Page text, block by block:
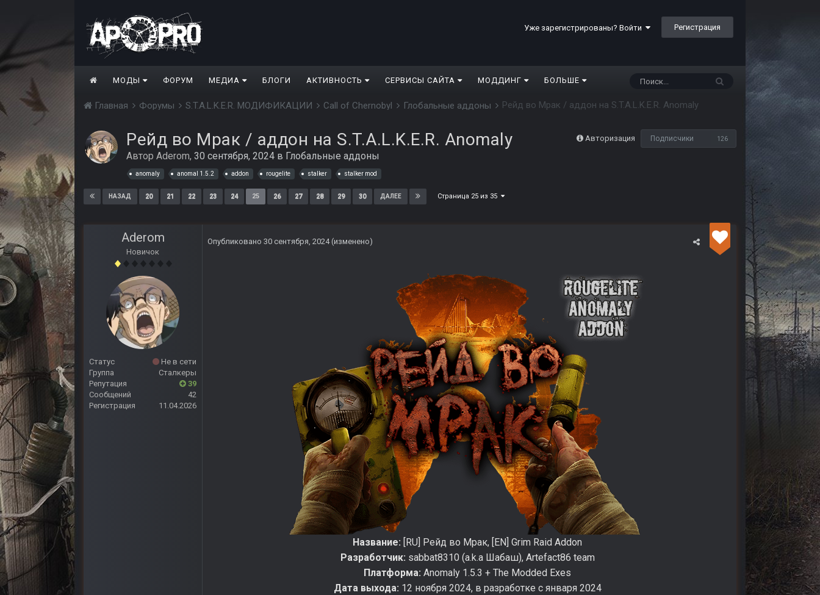
Уже зарегистрированы? Войти Регистрация
МОДЫ ФОРУМ МЕДИА БЛОГИ АКТИВНОСТЬ СЕРВИСЫ САЙТА МОДДИНГ БОЛЬШЕ
Главная Форумы S.T.A.L.K.E.R. МОДИФИКАЦИИ Call of Chernobyl Глобальные аддоны Рейд во Мрак / аддон на S.T.A.L.K.E.R. Anomaly
Авторизация Подписчики 126
Рейд во Мрак / аддон на S.T.A.L.K.E.R. Anomaly
Автор Aderom, 30 сентября, 2024 в Глобальные аддоны
anomaly anomal 1.5.2 addon rougelite stalker stalker mod
НАЗАД 20 21 22 23 24 25 26 27 28 29 30 ДАЛЕЕ Страница 25 из 35
Aderom
Новичок
Статус
Не в сети
Группа
Сталкеры
Репутация
39
Сообщений
42
Регистрация
11.04.2026
Опубликовано 30 сентября, 2024 (изменено)
Название: [RU] Рейд во Мрак, [EN] Grim Raid Addon
Разработчик: sabbat8310 (a.k.a Шабаш), Artefact86 team
Платформа: Anomaly 1.5.3 + The Modded Exes
Дата выхода: 12 ноября 2024, в разработке с января 2024